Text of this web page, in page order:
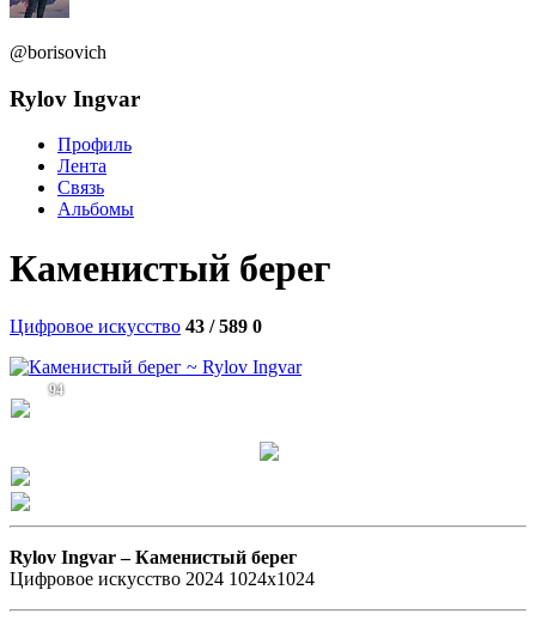
@borisovich
Rylov Ingvar
Профиль
Лента
Связь
Альбомы
Каменистый берег
Цифровое искусство 43 / 589 0
94
Rylov Ingvar –Каменистый берег
Цифровое искусство 2024 1024х1024